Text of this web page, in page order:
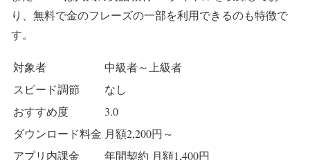
り、無料で金のフレーズの一部を利用できるのも特徴で
す。
対象者
中級者～上級者
スピード調節
なし
おすすめ度
3.0
ダウンロード料金 月額2,200円～
アプリ内課金
年間契約 月額1,400円